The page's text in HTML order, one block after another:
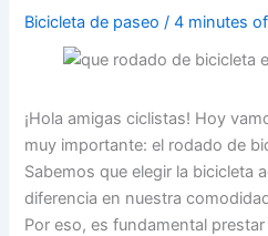
Bicicleta de paseo /4 minutes
¡Hola amigas ciclistas! Hoy
muy importante: el rodado de
Sabemos que elegir la bicicleta
diferencia en nuestra
Por eso, es fundamental